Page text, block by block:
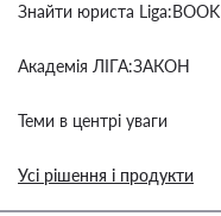
Знайти юриста Liga:BOOK
Академія ЛІГА:ЗАКОН
Теми в центрі уваги
Усі рішення і продукти